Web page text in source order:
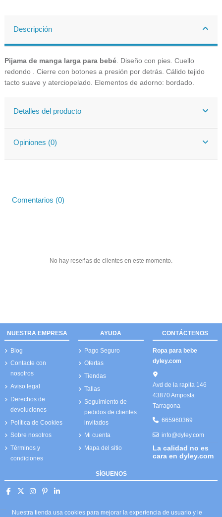
Descripción
Pijama de manga larga para bebé . Diseño con pies. Cuello
redondo . Cierre con botones a presión por detrás. Cálido tejido
tacto suave y aterciopelado. Elementos de adorno: bordado.
Detalles del producto
Opiniones (0)
Comentarios (0)
No hay reseñas de clientes en este momento.
NUESTRA EMPRESA
Blog
Contacte con
nosotros
Aviso legal
Derechos de
devoluciones
Política de Cookies
Sobre nosotros
Términos y
condiciones
AYUDA
Pago Seguro
Ofertas
Tiendas
Tallas
Seguimiento de
pedidos de clientes
invitados
Mi cuenta
Mapa del sitio
CONTÁCTENOS
Ropa para bebe
dyley.com
Avd de la rapita 146
43870 Amposta
Tarragona
665960369
info@dyley.com
La calidad no es
cara en dyley.com
SÍGUENOS
Nuestra tienda usa cookies para mejorar la experiencia de usuario y le